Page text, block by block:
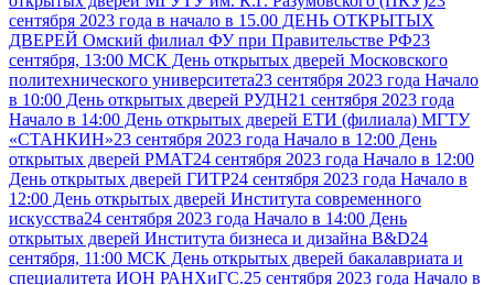
сентября 2023 года в начало в 15.00 ДЕНЬ ОТКРЫТЫХ
ДВЕРЕЙ Омский филиал ФУ при Правительстве РФ23
сентября, 13:00 МСК День открытых дверей Московского
политехнического университета23 сентября 2023 года Начало
в 10:00 День открытых дверей РУДН21 сентября 2023 года
Начало в 14:00 День открытых дверей ЕТИ (филиала) МГТУ
«СТАНКИН»23 сентября 2023 года Начало в 12:00 День
открытых дверей РМАТ24 сентября 2023 года Начало в 12:00
День открытых дверей ГИТР24 сентября 2023 года Начало в
12:00 День открытых дверей Института современного
искусства24 сентября 2023 года Начало в 14:00 День
открытых дверей Института бизнеса и дизайна B&D24
сентября, 11:00 МСК День открытых дверей бакалавриата и
специалитета ИОН РАНХиГС.25 сентября 2023 года Начало в